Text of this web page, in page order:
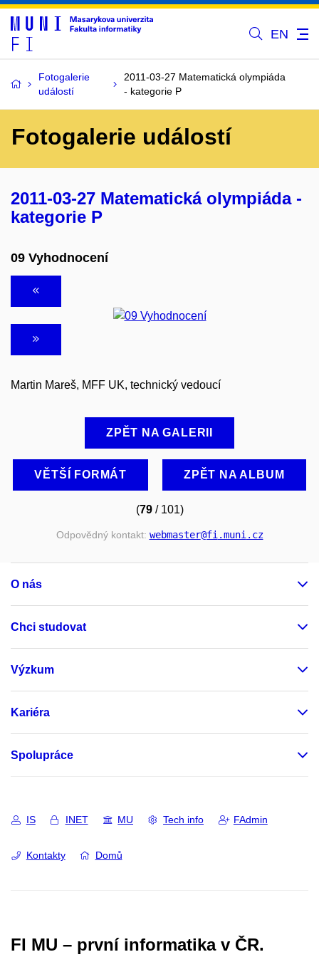
EN
Fotogalerie
událostí
2011-03-27 Matematická olympiáda
- kategorie P
Fotogalerie událostí
2011-03-27 Matematická olympiáda -
kategorie P
09 Vyhodnocení
Martin Mareš, MFF UK, technický vedoucí
ZPĚT NA GALERII
VĚTŠÍ FORMÁT ZPĚT NA ALBUM
(79/ 101)
Odpovědný kontakt: webmaster@fi .muni .cz
O nás
Chci studovat
Výzkum
Kariéra
Spolupráce
IS INET MU Tech info FAdmin
Kontakty Domů
FI MU – první informatika v ČR.